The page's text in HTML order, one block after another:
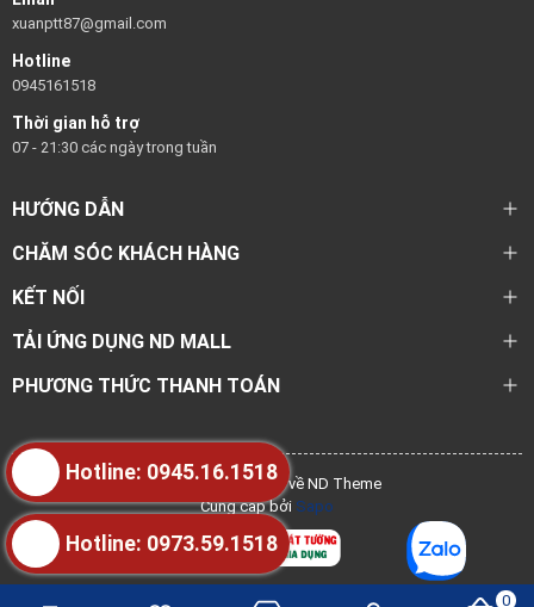
0
xuanptt87@gmail.com
Hotline
0945161518
Thời gian hỗ trợ
07 - 21:30 các ngày trong tuần
HƯỚNG DẪN
CHĂM SÓC KHÁCH HÀNG
KẾT NỐI
TẢI ỨNG DỤNG ND MALL
PHƯƠNG THỨC THANH TOÁN
@ Bản quyền thuộc về ND Theme
Cung cấp bởi Sapo
Hotline: 0973.59.1518
Hotline: 0945.16.1518